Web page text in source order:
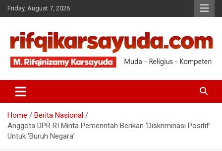
Friday, August 7, 2026
RIFQI KARSAYUDA
Home
Berita Nasional
Anggota DPR RI Minta Pemerintah Berikan ‘Diskriminasi Positif’
Untuk ‘Buruh Negara’